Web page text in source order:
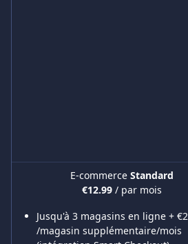
E-commerce Standard
€12.99 / par mois
Jusqu'à 3 magasins en ligne + €2
/magasin supplémentaire/mois